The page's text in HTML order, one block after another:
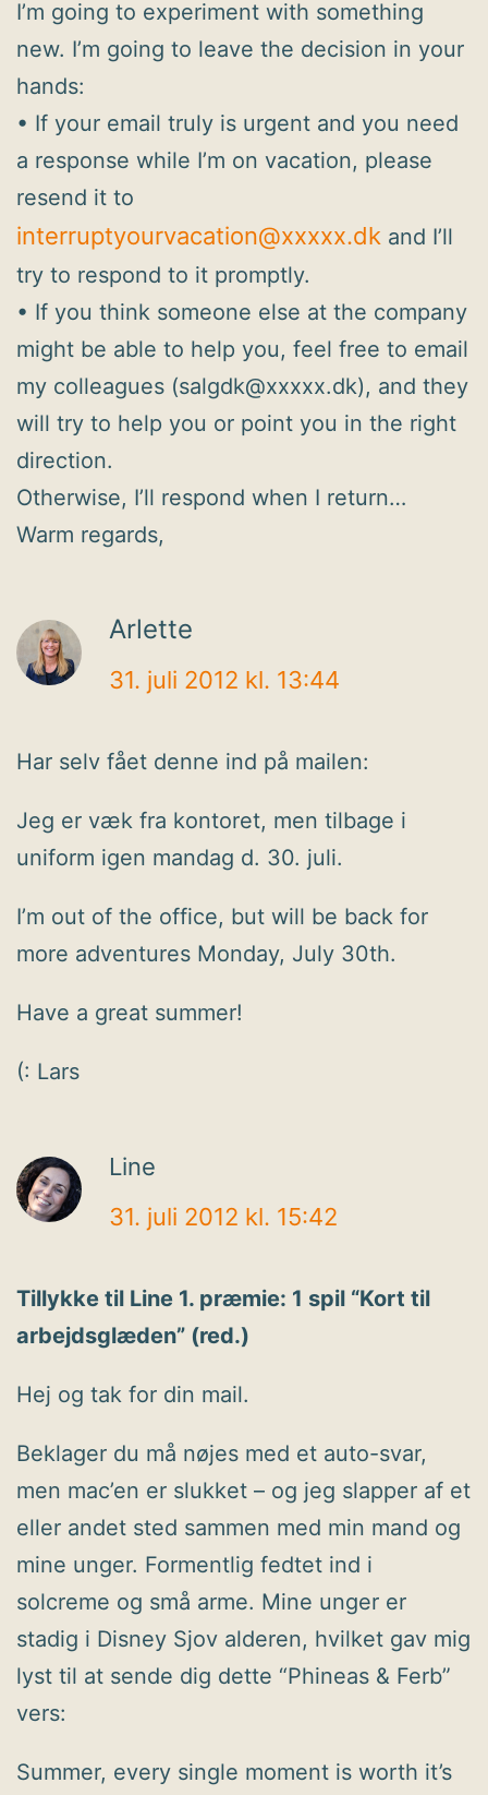
I’m going to experiment with something
new. I’m going to leave the decision in your
hands:
• If your email truly is urgent and you need
a response while I’m on vacation, please
resend it to
interruptyourvacation@xxxxx.dk and I’ll
try to respond to it promptly.
• If you think someone else at the company
might be able to help you, feel free to email
my colleagues (salgdk@xxxxx.dk), and they
will try to help you or point you in the right
direction.
Otherwise, I’ll respond when I return…
Warm regards,
Arlette
31. juli 2012 kl. 13:44
Har selv fået denne ind på mailen:
Jeg er væk fra kontoret, men tilbage i
uniform igen mandag d. 30. juli.
I’m out of the office, but will be back for
more adventures Monday, July 30th.
Have a great summer!
(: Lars
Line
31. juli 2012 kl. 15:42
Tillykke til Line 1. præmie: 1 spil “Kort til
arbejdsglæden” (red.)
Hej og tak for din mail.
Beklager du må nøjes med et auto-svar,
men mac’en er slukket – og jeg slapper af et
eller andet sted sammen med min mand og
mine unger. Formentlig fedtet ind i
solcreme og små arme. Mine unger er
stadig i Disney Sjov alderen, hvilket gav mig
lyst til at sende dig dette “Phineas & Ferb”
vers:
Summer, every single moment is worth it’s